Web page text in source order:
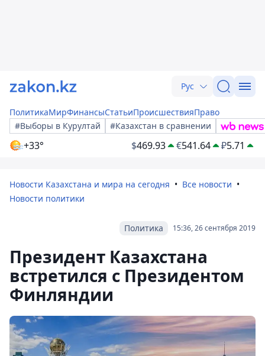
Рус
ПолитикаМирФинансыСтатьиПроисшествияПраво
#Выборы в Курултай
#Казахстан в сравнении
+33° $469.93 €541.64 ₽5.71
Новости Казахстана и мира на сегодня
Все новости
Новости политики
15:36, 26 сентября 2019
Политика
Президент Казахстана
встретился с Президентом
Финляндии